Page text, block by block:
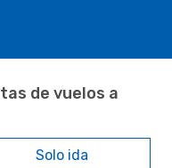
de vuelos a
Solo ida